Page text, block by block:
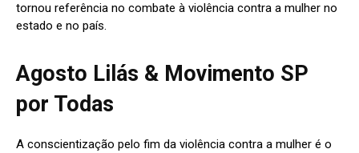
tornou referência no combate à violência contra a mulher no
estado e no país.
Agosto Lilás & Movimento SP
por Todas
A conscientização pelo fim da violência contra a mulher é o